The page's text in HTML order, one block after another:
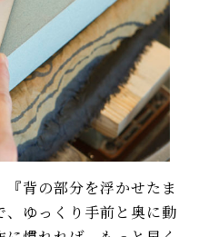
『背の部分を浮かせたま
、ゆっくり手前と奥に動